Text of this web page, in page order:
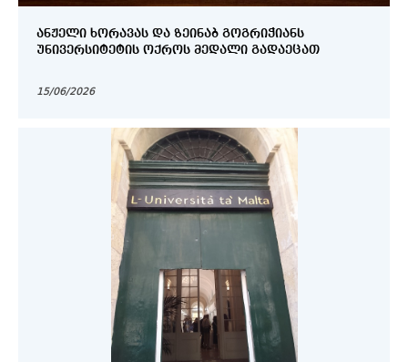
ᲐᲜᲟᲔᲚᲘ ᲮᲝᲠᲐᲕᲐᲡ ᲓᲐ ᲖᲔᲘᲜᲐᲑ ᲒᲝᲒᲠᲘᲭᲘᲐᲜᲡ
ᲣᲜᲘᲕᲔᲠᲡᲘᲢᲔᲢᲘᲡ ᲝᲥᲠᲝᲡ ᲛᲔᲓᲐᲚᲘ ᲒᲐᲓᲐᲔᲪᲐᲗ
15/06/2026